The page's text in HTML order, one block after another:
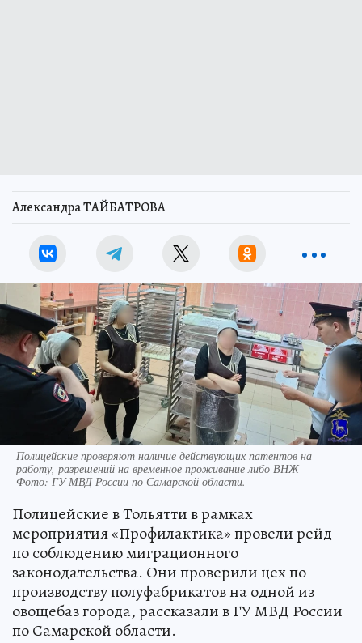
Александра ТАЙБАТРОВА
Полицейские проверяют наличие действующих патентов на
работу, разрешений на временное проживание либо ВНЖ
Фото: ГУ МВД России по Самарской области.
Полицейские в Тольятти в рамках
мероприятия «Профилактика» провели рейд
по соблюдению миграционного
законодательства. Они проверили цех по
производству полуфабрикатов на одной из
овощебаз города, рассказали в ГУ МВД России
по Самарской области.